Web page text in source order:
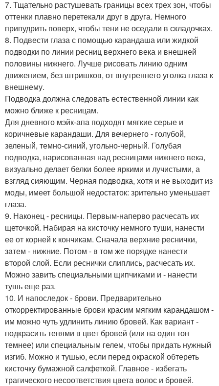
7. Тщательно растушевать границы всех трех зон, чтобы
оттенки плавно перетекали друг в друга. Немного
припудрить поверх, чтобы тени не оседали в складочках.
8. Подвести глаза с помощью карандаша или жидкой
подводки по линии ресниц верхнего века и внешней
половины нижнего. Лучше рисовать линию одним
движением, без штришков, от внутреннего уголка глаза к
внешнему.
Подводка должна следовать естественной линии как
можно ближе к ресницам.
Для дневного мэйк-апа подходят мягкие серые и
коричневые карандаши. Для вечернего - голубой,
зеленый, темно-синий, угольно-черный. Голубая
подводка, нарисованная над ресницами нижнего века,
визуально делает белки более яркими и лучистыми, а
взгляд сияющим. Черная подводка, хотя и не выходит из
моды, имеет большой недостаток: зрительно уменьшает
глаза.
9. Наконец - ресницы. Первым-наперво расчесать их
щеточкой. Набирая на кисточку немного туши, нанести
ее от корней к кончикам. Сначала верхние реснички,
затем - нижние. Потом - в том же порядке нанести
второй слой. Если реснички слиплись, расчесать их.
Можно завить специальными щипчиками и - нанести
тушь еще раз.
10. И напоследок - брови. Предварительно
откорректированные брови красим мягким карандашом -
им можно чуть удлинить линию бровей. Как вариант -
подкрасить тенями в цвет бровей (или на один тон
темнее) или специальным гелем, чтобы придать нужный
изгиб. Можно и тушью, если перед окраской обтереть
кисточку бумажной салфеткой. Главное - избегать
трагического несоответствия цвета волос и бровей.